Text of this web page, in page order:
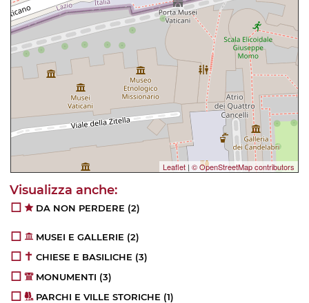
Leaflet | © OpenStreetMap contributors
DA NON PERDERE (2)
MUSEI E GALLERIE (2)
CHIESE E BASILICHE (3)
MONUMENTI (3)
PARCHI E VILLE STORICHE (1)